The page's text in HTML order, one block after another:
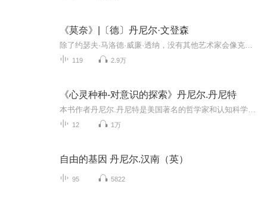
《莫奈》|〔德〕丹尼尔·文登森
119 2.9万
《心灵种种-对意识的探索》丹尼尔.丹尼特
12 1万
自由的基因 丹尼尔.汉南（英）
95 5822